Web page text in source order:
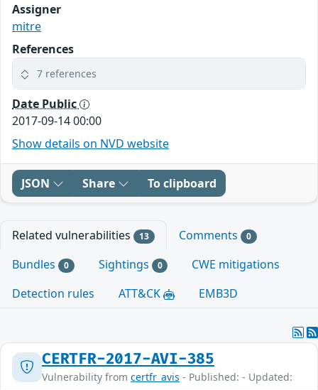
Assigner
mitre
References
7 references
Date Public
2017-09-14 00:00
Show details on NVD website
JSON Share To clipboard
Related vulnerabilities 13 Comments 0
Bundles 0 Sightings 0
CWE mitigations
Detection rules
ATT&CK EMB3D
CERTFR-2017-AVI-385
Vulnerability from certfr_avis - Published: - Updated: